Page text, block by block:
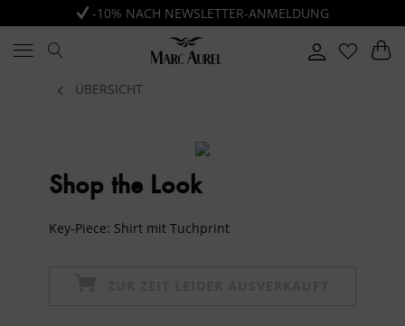
-10% NACH NEWSLETTER-ANMELDUNG
ÜBERSICHT
Shop the Look
Key-Piece: Shirt mit Tuchprint